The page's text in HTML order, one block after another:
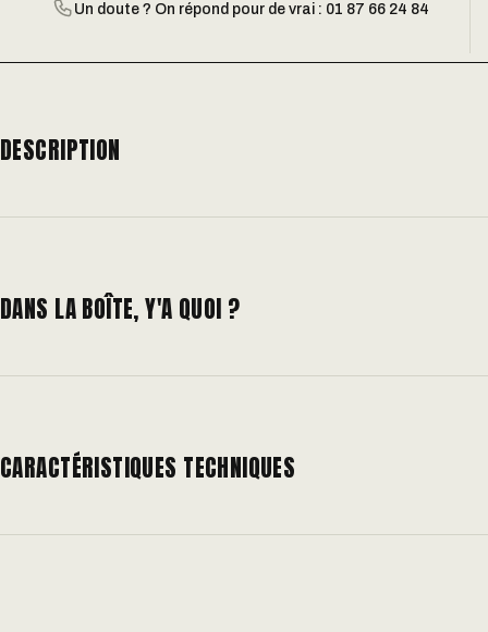
Un doute ? On répond pour de vrai : 01 87 66 24 84
DESCRIPTION
DANS LA BOÎTE, Y'A QUOI ?
CARACTÉRISTIQUES TECHNIQUES